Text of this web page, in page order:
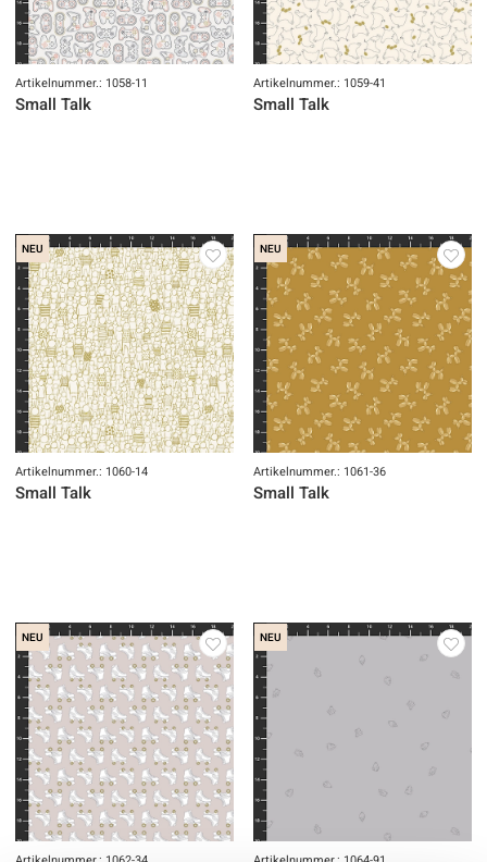
Artikelnummer.: 1058-11
Small Talk
Artikelnummer.: 1059-41
Small Talk
NEU
Artikelnummer.: 1060-14
Small Talk
NEU
Artikelnummer.: 1061-36
Small Talk
NEU NEU